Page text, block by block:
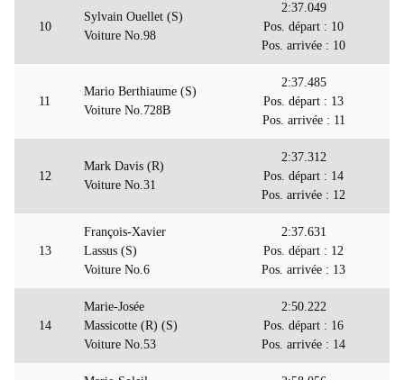
10
Sylvain Ouellet (S)
Voiture No.98
2:37.049
Pos. départ : 10
Pos. arrivée : 10
11
Mario Berthiaume (S)
Voiture No.728B
2:37.485
Pos. départ : 13
Pos. arrivée : 11
12
Mark Davis (R)
Voiture No.31
2:37.312
Pos. départ : 14
Pos. arrivée : 12
13
François-Xavier
Lassus (S)
Voiture No.6
2:37.631
Pos. départ : 12
Pos. arrivée : 13
14
Marie-Josée
Massicotte (R) (S)
Voiture No.53
2:50.222
Pos. départ : 16
Pos. arrivée : 14